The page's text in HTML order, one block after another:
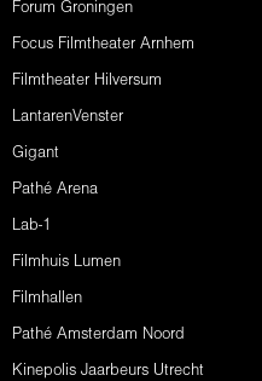
Forum Groningen
Focus Filmtheater Arnhem
Filmtheater Hilversum
LantarenVenster
Gigant
Pathé Arena
Lab-1
Filmhuis Lumen
Filmhallen
Pathé Amsterdam Noord
Kinepolis Jaarbeurs Utrecht